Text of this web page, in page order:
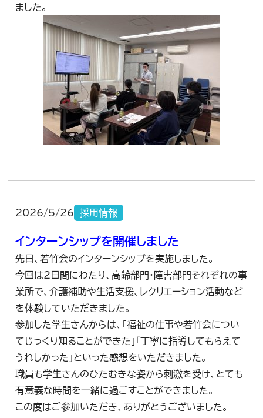
ました。
2026/5/26 採用情報
インターンシップを開催しました
先日、若竹会のインターンシップを実施しました。
今回は2日間にわたり、高齢部門・障害部門それぞれの事
業所で、介護補助や生活支援、レクリエーション活動など
を体験していただきました。
参加した学生さんからは、「福祉の仕事や若竹会につい
てじっくり知ることができた」「丁寧に指導してもらえて
うれしかった」といった感想をいただきました。
職員も学生さんのひたむきな姿から刺激を受け、とても
有意義な時間を一緒に過ごすことができました。
この度はご参加いただき、ありがとうございました。